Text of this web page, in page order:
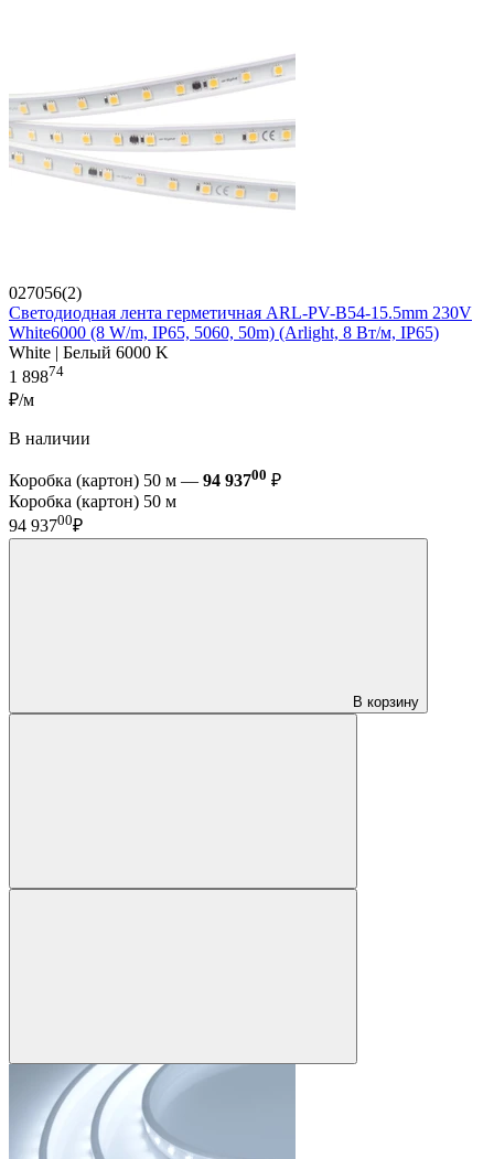
027056(2)
Светодиодная лента герметичная ARL-PV-B54-15.5mm 230V
White6000 (8 W/m, IP65, 5060, 50m) (Arlight, 8 Вт/м, IP65)
White | Белый 6000 K
1 89874
₽/м
В наличии
Коробка (картон) 50 м — 94 93700 ₽
Коробка (картон) 50 м
94 93700₽
В корзину